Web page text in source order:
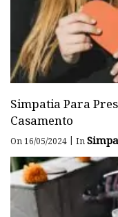
Simpatia Para
Casamento
On 16/05/2024 | In